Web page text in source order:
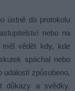
ústně do protokolu
nebo na
měl vědět kdy, kde
spáchal nebo
událostí způsobeno,
důkazy a svědky.